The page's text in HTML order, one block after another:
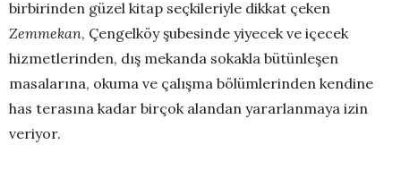
birbirinden güzel kitap seçkileriyle dikkat çeken
Zemmekan, Çengelköy şubesinde yiyecek ve içecek
hizmetlerinden, dış mekanda sokakla bütünleşen
masalarına, okuma ve çalışma bölümlerinden kendine
has terasına kadar birçok alandan yararlanmaya izin
veriyor.